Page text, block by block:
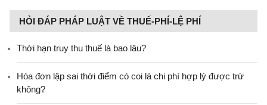
HỎI ĐÁP PHÁP LUẬT VỀ THUẾ-PHÍ-LỆ PHÍ
Thời hạn truy thu thuế là bao lâu?
Hóa đơn lập sai thời điểm có coi là chi phí hợp lý được trừ
không?